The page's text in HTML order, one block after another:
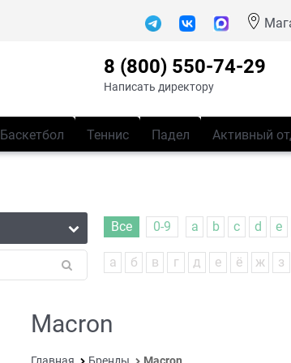
8 (800) 550-74-29
Написать директору
Баскетбол Теннис Падел Активный
Все 0-9 a b c d e
а б в г д е ё ж з
Macron